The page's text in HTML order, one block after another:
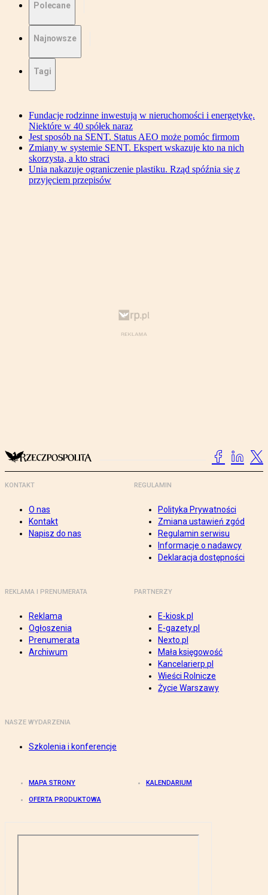
Polecane
Najnowsze
Tagi
Fundacje rodzinne inwestują w nieruchomości i energetykę.
Niektóre w 40 spółek naraz
Jest sposób na SENT. Status AEO może pomóc firmom
Zmiany w systemie SENT. Ekspert wskazuje kto na nich
skorzysta, a kto straci
Unia nakazuje ograniczenie plastiku. Rząd spóźnia się z
przyjęciem przepisów
KONTAKT
O nas
Kontakt
Napisz do nas
REGULAMIN
Polityka Prywatności
Zmiana ustawień zgód
Regulamin serwisu
Informacje o nadawcy
Deklaracja dostępności
REKLAMA I PRENUMERATA
Reklama
Ogłoszenia
Prenumerata
Archiwum
PARTNERZY
E-kiosk.pl
E-gazety.pl
Nexto.pl
Mała księgowość
Kancelarierp.pl
Wieści Rolnicze
Życie Warszawy
NASZE WYDARZENIA
Szkolenia i konferencje
MAPA STRONY KALENDARIUM
OFERTA PRODUKTOWA